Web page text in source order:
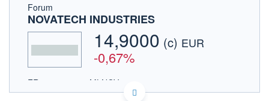
FORUM
ACTIONNAIRES
Forum
NOVATECH INDUSTRIES
14,9000 (c) EUR
-0,67%
FR0000185464 MLNOV
EURONEXT PARIS DONNÉES TEMPS RÉEL